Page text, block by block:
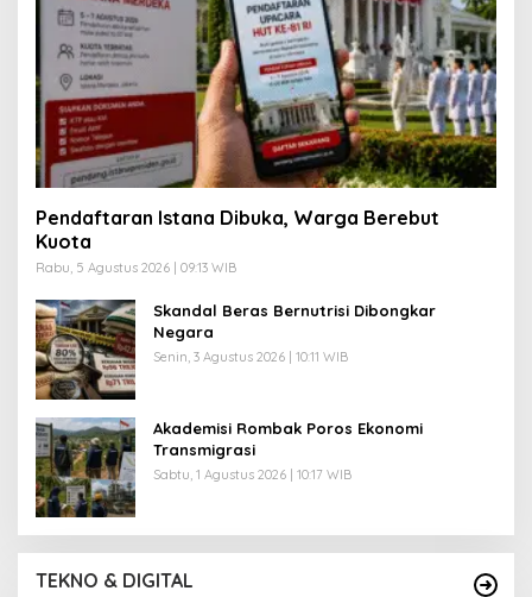
Pendaftaran Istana Dibuka, Warga Berebut
Kuota
Rabu, 5 Agustus 2026 | 09:13 WIB
Skandal Beras Bernutrisi Dibongkar
Negara
Senin, 3 Agustus 2026 | 10:11 WIB
Akademisi Rombak Poros Ekonomi
Transmigrasi
Sabtu, 1 Agustus 2026 | 10:17 WIB
TEKNO & DIGITAL